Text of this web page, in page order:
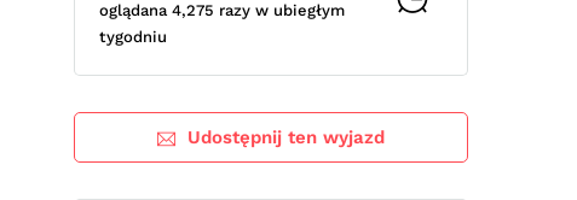
oglądana 4,275 razy w ubiegłym
tygodniu
Udostępnij ten wyjazd